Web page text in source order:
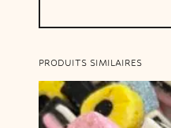
PRODUITS SIMILAIRES